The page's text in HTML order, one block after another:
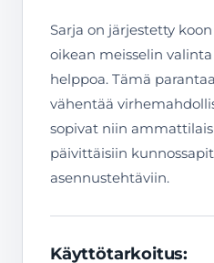
Sarja on järjestetty
oikean meisselin
helppoa. Tämä
vähentää
sopivat niin
päivittäisiin
asennustehtäviin.
Käyttötarkoitus: